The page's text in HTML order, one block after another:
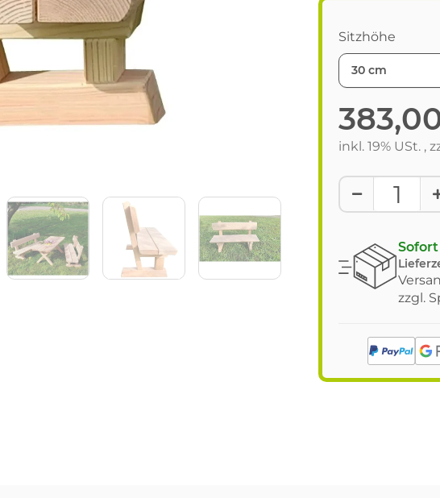
Sitzhöhe
30 cm
inkl. 19% USt. ,
zzgl.